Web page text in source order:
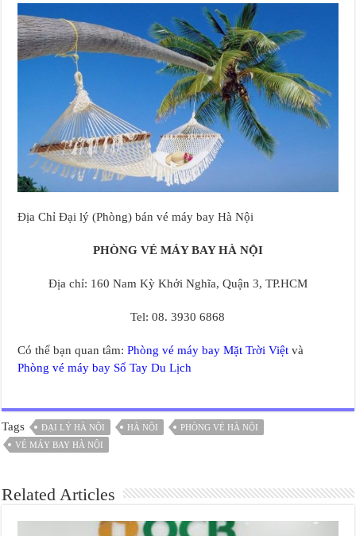
Địa Chỉ Đại lý (Phòng) bán vé máy bay Hà Nội
PHÒNG VÉ MÁY BAY HÀ NỘI
Địa chỉ: 160 Nam Kỳ Khởi Nghĩa, Quận 3, TP.HCM
Tel: 08. 3930 6868
Có thể bạn quan tâm:Phòng vé máy bay Mặt Trời Việt và
Phòng vé máy bay Sổ Tay Du Lịch
Tags ĐẠI LÝ HÀ NỘI HÀ NỘI
PHÒNG VÉ HÀ NỘI
VÉ MÁY BAY HÀ NỘI
Related Articles